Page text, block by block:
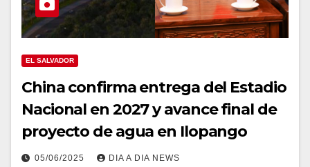
EL SALVADOR
China confirma entrega del Estadio
Nacional en 2027 y avance final de
proyecto de agua en Ilopango
05/06/2025 DIA A DIA NEWS